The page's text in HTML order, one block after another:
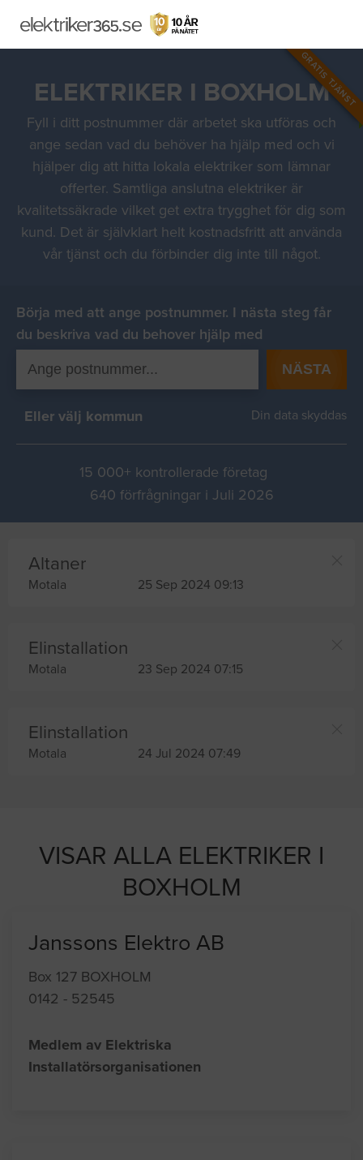
GRATIS TJÄNST
ELEKTRIKER I BOXHOLM
Fyll i ditt postnummer där arbetet ska utföras och
ange sedan vad du behöver ha hjälp med och vi
hjälper dig att hitta lokala elektriker som lämnar
offerter. Samtliga anslutna elektriker är
kvalitetssäkrade vilket get extra trygghet för dig som
kund. Det är självklart helt kostnadsfritt att använda
vår tjänst och du förbinder dig inte till något.
Börja med att ange postnummer. I nästa steg får
du beskriva vad du behover hjälp med
NÄSTA
Eller välj kommun Din data skyddas
15 000+ kontrollerade företag
640 förfrågningar i Juli 2026
Altaner
Motala 25 Sep 2024 09:13
Elinstallation
Motala 23 Sep 2024 07:15
Elinstallation
Motala 24 Jul 2024 07:49
VISAR ALLA ELEKTRIKER I
BOXHOLM
Janssons Elektro AB
Box 127 BOXHOLM
0142 - 52545
Medlem av Elektriska
Installatörsorganisationen